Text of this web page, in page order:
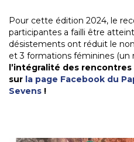
Pour cette édition 2024, le
participantes a failli être
désistements ont réduit le
et 3 formations féminines (un
l’intégralité des
sur la page Facebook du
Sevens !